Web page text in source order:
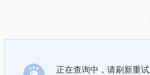
正在查询中，请刷新重试